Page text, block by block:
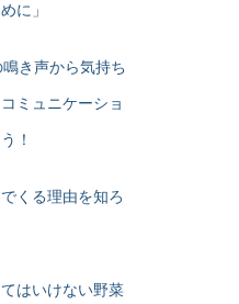
に」
き声から気持ち
ミュニケーショ
！
くる理由を知ろ
はいけない野菜